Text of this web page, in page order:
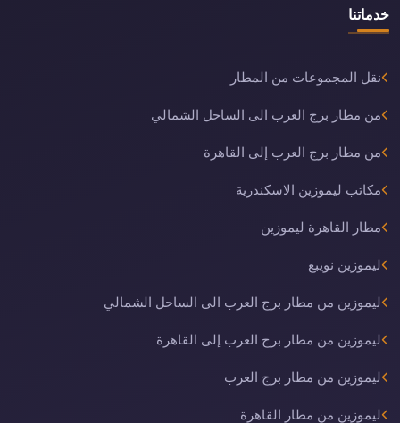
خدماتنا
نقل المجموعات من المطار
من مطار برج العرب الى الساحل الشمالي
من مطار برج العرب إلى القاهرة
مكاتب ليموزين الاسكندرية
مطار القاهرة ليموزين
ليموزين نويبع
ليموزين من مطار برج العرب الى الساحل الشمالي
ليموزين من مطار برج العرب إلى القاهرة
ليموزين من مطار برج العرب
ليموزين من مطار القاهرة